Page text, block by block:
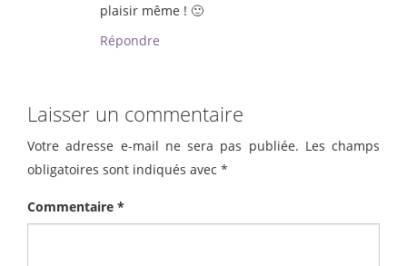
plaisir même ! 🙂
Répondre
Laisser un commentaire
Votre adresse e-mail ne sera pas publiée. Les champs
obligatoires sont indiqués avec *
Commentaire *